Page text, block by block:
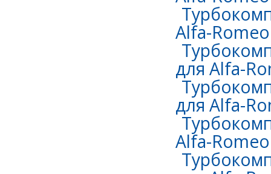
Alfa-
для Alfa-
для Alfa-
Alfa-